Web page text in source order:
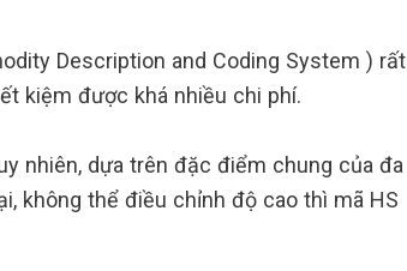
Description and Coding System ) rất
kiệm được khá nhiều chi phí.
nhiên, dựa trên đặc điểm chung của đa
không thể điều chỉnh độ cao thì mã HS